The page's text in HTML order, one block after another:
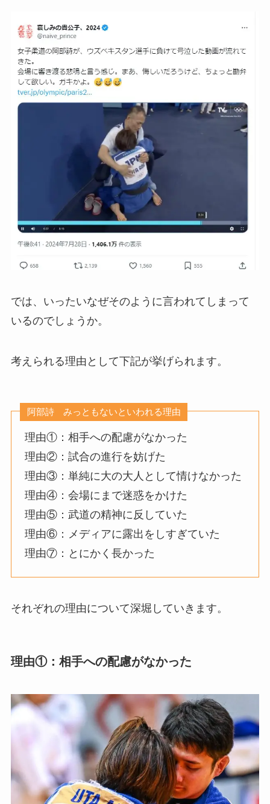
では、いったいなぜそのように言われてしまって
いるのでしょうか。
考えられる理由として下記が挙げられます。
阿部詩 みっともないといわれる理由
理由①：相手への配慮がなかった
理由②：試合の進行を妨げた
理由③：単純に大の大人として情けなかった
理由④：会場にまで迷惑をかけた
理由⑤：武道の精神に反していた
理由⑥：メディアに露出をしすぎていた
理由⑦：とにかく長かった
それぞれの理由について深堀していきます。
理由①：相手への配慮がなかった